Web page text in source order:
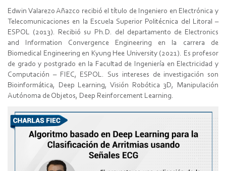
Edwin Valarezo Añazco recibió el título de Ingeniero en Electrónica y
Telecomunicaciones en la Escuela Superior Politécnica del Litoral –
ESPOL (2013). Recibió su Ph.D. del departamento de Electronics
and Information Convergence Engineering en la carrera de
Biomedical Engineering en Kyung Hee University (2021). Es profesor
de grado y postgrado en la Facultad de Ingeniería en Electricidad y
Computación – FIEC, ESPOL. Sus intereses de investigación son
Bioinformática, Deep Learning, Visión Robótica 3D, Manipulación
Autónoma de Objetos, Deep Reinforcement Learning.